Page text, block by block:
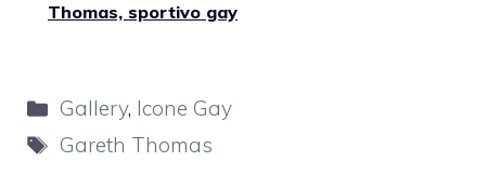
Thomas, sportivo gay
Categorie
Gallery, Icone Gay
Tag
Gareth Thomas